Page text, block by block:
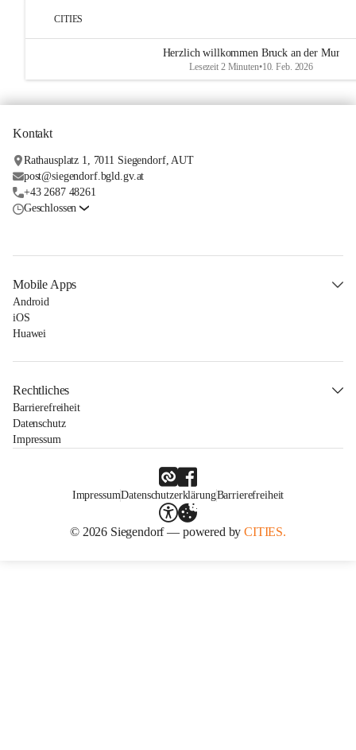
CITIES
Herzlich willkommen Bruck an der Mur
Lesezeit 2 Minuten•10. Feb. 2026
Kontakt
Rathausplatz 1, 7011 Siegendorf, AUT
post@siegendorf.bgld.gv.at
+43 2687 48261
Geschlossen
Mobile Apps
Android
iOS
Huawei
Rechtliches
Barrierefreiheit
Datenschutz
Impressum
ImpressumDatenschutzerklärungBarrierefreiheit
© 2026 Siegendorf — powered byCITIES.